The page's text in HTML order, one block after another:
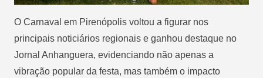
O Carnaval em Pirenópolis voltou a figurar nos
principais noticiários regionais e ganhou destaque no
Jornal Anhanguera, evidenciando não apenas a
vibração popular da festa, mas também o impacto